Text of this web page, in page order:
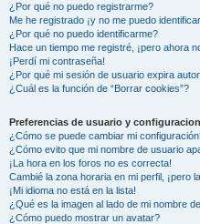
¿Por qué no puedo registrarme?
Me he registrado ¡y no me puedo
¿Por qué no puedo identificarme?
Hace un tiempo me registré, ¡pero ahora
¡Perdí mi contraseña!
¿Por qué mi sesión de usuario expira
¿Cuál es la función de “Borrar cookies”?
Preferencias de usuario y
¿Cómo se puede cambiar mi
¿Cómo evito que mi nombre de usuario
¡La hora en los foros no es correcta!
Cambié la zona horaria en mi perfil, ¡pero
¡Mi idioma no está en la lista!
¿Qué es la imagen al lado de mi nombre
¿Cómo puedo mostrar un avatar?